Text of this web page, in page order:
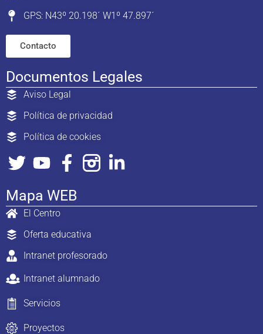
GPS: N43º 20.198´ W1º 47.897´
Contacto
Documentos Legales
Aviso Legal
Política de privacidad
Política de cookies
Mapa WEB
El Centro
Oferta educativa
Intranet profesorado
Intranet alumnado
Servicios
Proyectos